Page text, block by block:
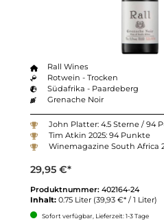
Rall Wines
Rotwein - Trocken
Südafrika - Paardeberg
Grenache Noir
John Platter: 4.5 Sterne / 94
Tim Atkin 2025: 94 Punkte
Winemagazine South Africa
29,95 €*
Produktnummer: 402164-24
Inhalt: 0.75 Liter (39,93 €* / 1 Liter)
Sofort verfügbar, Lieferzeit: 1-3 Tage